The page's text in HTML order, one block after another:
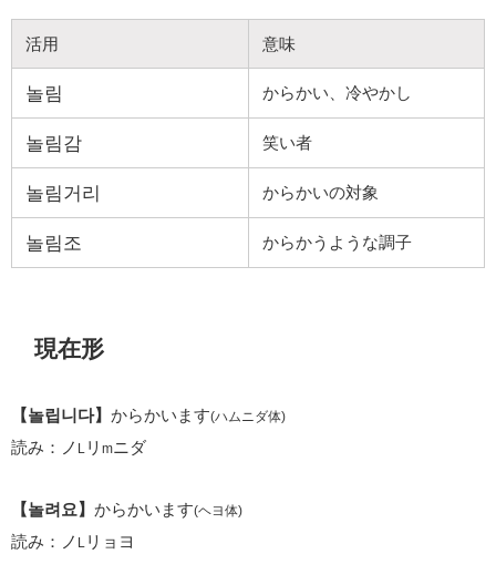
活用 意味
놀림 からかい、冷やかし
놀림감 笑い者
놀림거리 からかいの対象
놀림조 からかうような調子
現在形
【놀립니다】 からかいます(ハムニダ体)
読み：ノ リ mニダ
【놀려요】 からかいます(ヘヨ体)
読み：ノ リョヨ